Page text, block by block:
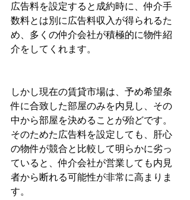
広告料を設定すると成約時に、仲介手
数料とは別に広告料収入が得られるた
め、多くの仲介会社が積極的に物件紹
介をしてくれます。
しかし現在の賃貸市場は、予め希望条
件に合致した部屋のみを内見し、その
中から部屋を決めることが殆どです。
そのためた広告料を設定しても、肝心
の物件が競合と比較して明らかに劣っ
ていると、仲介会社が営業しても内見
者から断れる可能性が非常に高まりま
す。